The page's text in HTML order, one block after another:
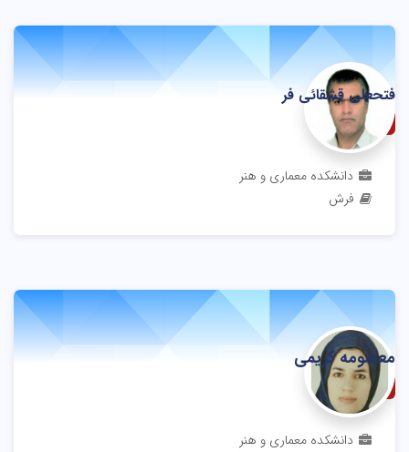
فتحعلی قشقائی فر
دانشکده معماری و هنر
فرش
معصومه کریمی
استادیار
دانشکده معماری و هنر